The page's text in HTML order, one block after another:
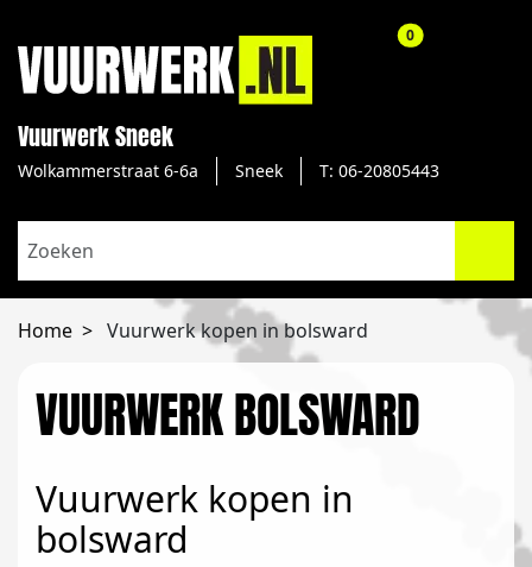
Vuurwerk Sneek
Wolkammerstraat 6-6a Sneek T: 06-20805443
0aantal
Home Vuurwerk kopen in bolsward
VUURWERK BOLSWARD
Vuurwerk kopen in
bolsward